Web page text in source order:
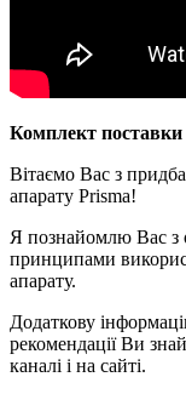
Комплект
Вітаємо Вас з
апарату Prisma!
Я познайомлю Вас з
принципами
апарату.
Додаткову
рекомендації Ви
каналі і на сайті.